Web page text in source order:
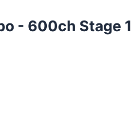
- 600ch Stage 1